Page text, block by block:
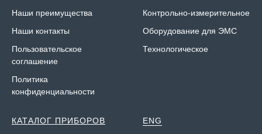
Наши преимущества
Наши контакты
Пользовательское
соглашение
Политика
конфиденциальности
Контрольно-измерительное
Оборудование для ЭМС
Технологическое
КАТАЛОГ ПРИБОРОВ ENG